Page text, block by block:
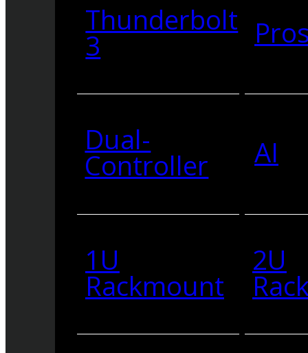
Thunderbolt
3
Dual-
Controller AI
1U
Rackmount
2U